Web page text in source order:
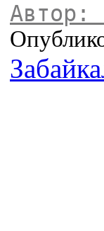
Автор: